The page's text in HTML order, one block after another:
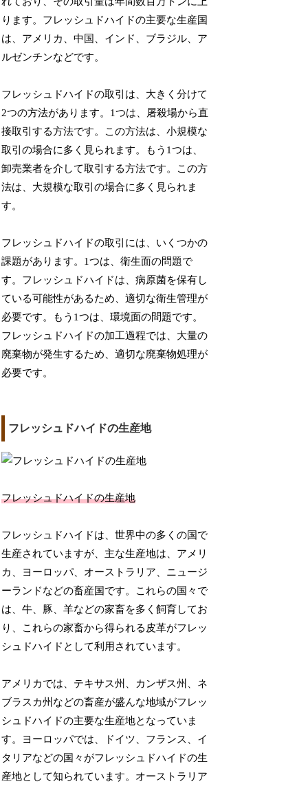
ります。フレッシュドハイドの主要な生産国
は、アメリカ、中国、インド、ブラジル、ア
ルゼンチンなどです。
フレッシュドハイドの取引は、大きく分けて
2つの方法があります。1つは、屠殺場から直
接取引する方法です。この方法は、小規模な
取引の場合に多く見られます。もう1つは、
卸売業者を介して取引する方法です。この方
法は、大規模な取引の場合に多く見られま
す。
フレッシュドハイドの取引には、いくつかの
課題があります。1つは、衛生面の問題で
す。フレッシュドハイドは、病原菌を保有し
ている可能性があるため、適切な衛生管理が
必要です。もう1つは、環境面の問題です。
フレッシュドハイドの加工過程では、大量の
廃棄物が発生するため、適切な廃棄物処理が
必要です。
フレッシュドハイドの生産地
フレッシュドハイドの生産地
フレッシュドハイドは、世界中の多くの国で
生産されていますが、主な生産地は、アメリ
カ、ヨーロッパ、オーストラリア、ニュージ
ーランドなどの畜産国です。これらの国々で
は、牛、豚、羊などの家畜を多く飼育してお
り、これらの家畜から得られる皮革がフレッ
シュドハイドとして利用されています。
アメリカでは、テキサス州、カンザス州、ネ
ブラスカ州などの畜産が盛んな地域がフレッ
シュドハイドの主要な生産地となっていま
す。ヨーロッパでは、ドイツ、フランス、イ
タリアなどの国々がフレッシュドハイドの生
産地として知られています。オーストラリア